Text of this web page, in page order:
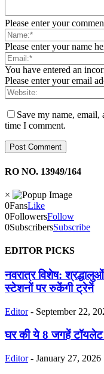
Please enter your
Please enter your name
You have entered an
Please enter your email
Save my name,
time I comment.
RO NO. 13949/164
×
0FansLike
0FollowersFollow
0SubscribersSubscribe
EDITOR PICKS
नवरात्र विशेष:
स्टेशनों पर रुकेंगी ट्रेनें
Editor - September 22,
घर की ये 8 जगहें टॉयलेट
Editor - January 27, 2026